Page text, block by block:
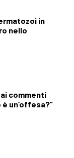
in
nello
commenti
è un’offesa?”